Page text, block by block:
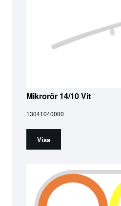
Mikrorör 14/10 Vit
13041040000
Visa